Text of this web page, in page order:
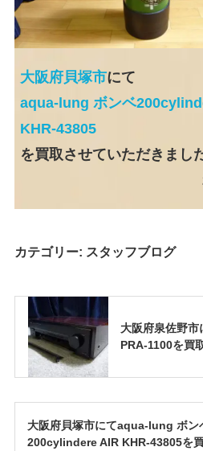
大阪府貝塚市にて
aqua-lung ボンベ
KHR-43805
を買取させていただきまし
カテゴリー: スタッフブログ
大阪府泉佐野
PRA-1100を買
大阪府貝塚市にてaqua-lung ボン
200cylindere AIR KHR-43805を